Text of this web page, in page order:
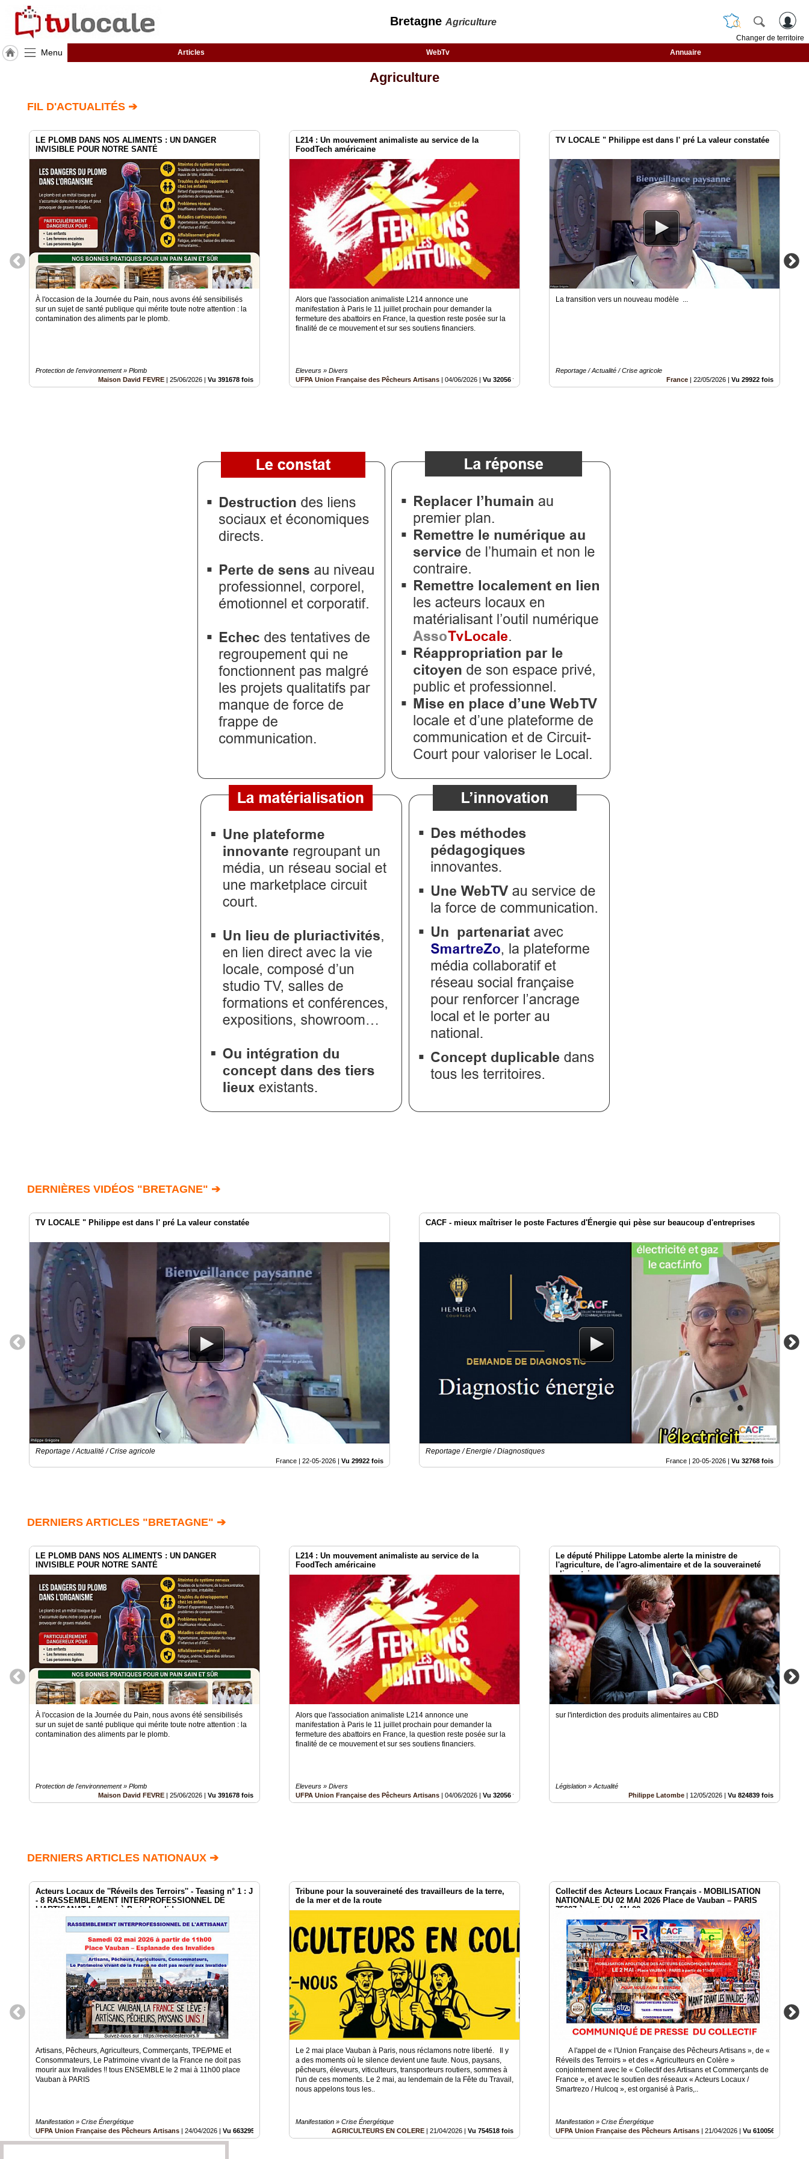
Bretagne Agriculture
Changer de territoire
Menu Articles WebTv Annuaire
RUBRIQUES
Gazette
annuaire
Agriculture
FIL D'ACTUALITÉS ➔
LE PLOMB DANS NOS ALIMENTS : UN DANGER
INVISIBLE POUR NOTRE SANTÉ
À l'occasion de la Journée du Pain, nous avons été sensibilisés
sur un sujet de santé publique qui mérite toute notre attention : la
contamination des aliments par le plomb.
Protection de l'environnement » Plomb
Maison David FEVRE | 25/06/2026 | Vu 391678 fois
L214 : Un mouvement animaliste au service de la
FoodTech américaine
Alors que l'association animaliste L214 annonce une
manifestation à Paris le 11 juillet prochain pour demander la
fermeture des abattoirs en France, la question reste posée sur la
finalité de ce mouvement et sur ses soutiens financiers.
Eleveurs » Divers
UFPA Union Française des Pêcheurs Artisans | 04/06/2026 | Vu 32056 fois
TV LOCALE " Philippe est dans l' pré La valeur constatée
La transition vers un nouveau modèle ...
Reportage / Actualité / Crise agricole
France | 22/05/2026 | Vu 29922 fois
DERNIÈRES VIDÉOS "BRETAGNE" ➔
TV LOCALE " Philippe est dans l' pré La valeur constatée
Reportage / Actualité / Crise agricole
France | 22-05-2026 Vu 29922 fois
CACF - mieux maîtriser le poste Factures d'Énergie qui pèse sur beaucoup d'entreprises
Reportage / Energie / Diagnostiques
France | 20-05-2026 Vu 32768 fois
DERNIERS ARTICLES "BRETAGNE" ➔
LE PLOMB DANS NOS ALIMENTS : UN DANGER
INVISIBLE POUR NOTRE SANTÉ
À l'occasion de la Journée du Pain, nous avons été sensibilisés
sur un sujet de santé publique qui mérite toute notre attention : la
contamination des aliments par le plomb.
Protection de l'environnement » Plomb
Maison David FEVRE
25/06/2026 Vu 391678 fois
L214 : Un mouvement animaliste au service de la
FoodTech américaine
Alors que l'association animaliste L214 annonce une
manifestation à Paris le 11 juillet prochain pour demander la
fermeture des abattoirs en France, la question reste posée sur la
finalité de ce mouvement et sur ses soutiens financiers.
Eleveurs » Divers
UFPA Union Française des Pêcheurs Artisans
04/06/2026 Vu 32056 fois
Le député Philippe Latombe alerte la ministre de
l'agriculture, de l'agro-alimentaire et de la souveraineté
alimentaire
sur l'interdiction des produits alimentaires au CBD
Législation » Actualité
Philippe Latombe
12/05/2026 Vu 824839 fois
DERNIERS ARTICLES NATIONAUX ➔
Acteurs Locaux de ''Réveils des Terroirs'' - Teasing n° 1 : J
- 8 RASSEMBLEMENT INTERPROFESSIONNEL DE
L'ARTISANAT le 2 mai à Paris Invalides
Artisans, Pêcheurs, Agriculteurs, Commerçants, TPE/PME et
Consommateurs, Le Patrimoine vivant de la France ne doit pas
mourir aux Invalides !! tous ENSEMBLE le 2 mai à 11h00 place
Vauban à PARIS
Manifestation » Crise Énergétique
UFPA Union Française des Pêcheurs Artisans
24/04/2026 Vu 663295 fois
Tribune pour la souveraineté des travailleurs de la terre,
de la mer et de la route
Le 2 mai place Vauban à Paris, nous réclamons notre liberté. Il y
a des moments où le silence devient une faute. Nous, paysans,
pêcheurs, éleveurs, viticulteurs, transporteurs routiers, sommes à
l'un de ces moments. Le 2 mai, au lendemain de la Fête du Travail,
nous appelons tous les..
Manifestation » Crise Énergétique
AGRICULTEURS EN COLERE
21/04/2026 Vu 754518 fois
Collectif des Acteurs Locaux Français - MOBILISATION
NATIONALE DU 02 MAI 2026 Place de Vauban – PARIS
75007 à partir de 11h00
A l'appel de « l'Union Française des Pêcheurs Artisans », de «
Réveils des Terroirs » et des « Agriculteurs en Colère »
conjointement avec le « Collectif des Artisans et Commerçants de
France », et avec le soutien des réseaux « Acteurs Locaux /
Smartrezo / Hulcoq », est organisé à Paris,..
Manifestation » Crise Énergétique
UFPA Union Française des Pêcheurs Artisans
21/04/2026 Vu 610056 fois